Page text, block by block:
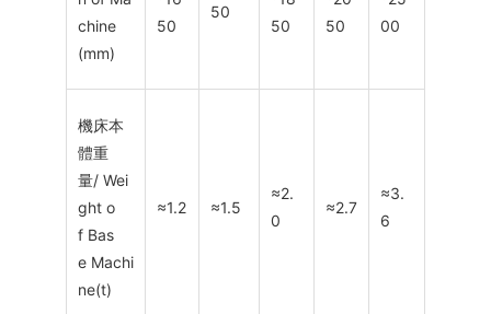
chine
(mm)
50
50
50
50
00
機床本
體重
量/ Wei
ght o
f Bas
e Machi
ne(t)
≈1.2 ≈1.5
≈2.
0
≈2.7
≈3.
6